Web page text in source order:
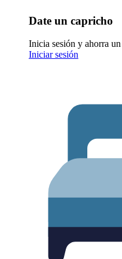
Date un capricho
Inicia sesión y ahorra
Iniciar sesión